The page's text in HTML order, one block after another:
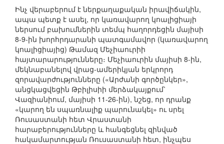
Ինչ վերաբերում է ներքաղաքական իրավիճակին,
ապա պետք է ասել, որ կառավարող կոալիցիայի
ներսում բախումներին տեմպ հաղորդեցին մայիսի
8-9-ին խորհրդարանի պատգամավոր (կառավարող
կոալիցիայից) Թամազ Մեչիաուրիի
հայտարարությունները։ Մեչիաուրին մայիսի 8-ին,
մեկնաբանելով վրաց-ամերիկյան երկրորդ
զորավարժությունները («Արժանի գործընկեր»,
անցկացվեցին Թբիլիսիի մերձակայքում՝
Վազիանիում, մայիսի 11-26-ին), նշեց, որ դրանք
«կարող են սպառնալիք պարունակել» ու սրել
Ռուսաստանի հետ Վրաստանի
հարաբերությունները և հանգեցնել զինված
հակամարտության Ռուսաստանի հետ, ինչպես